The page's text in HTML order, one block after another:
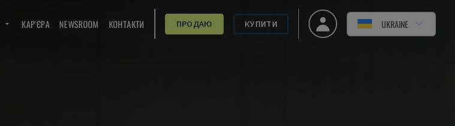
КАР'ЄРА NEWSROOM КОНТАКТИ ПРОДАЮ КУПИТИ UKRAINE